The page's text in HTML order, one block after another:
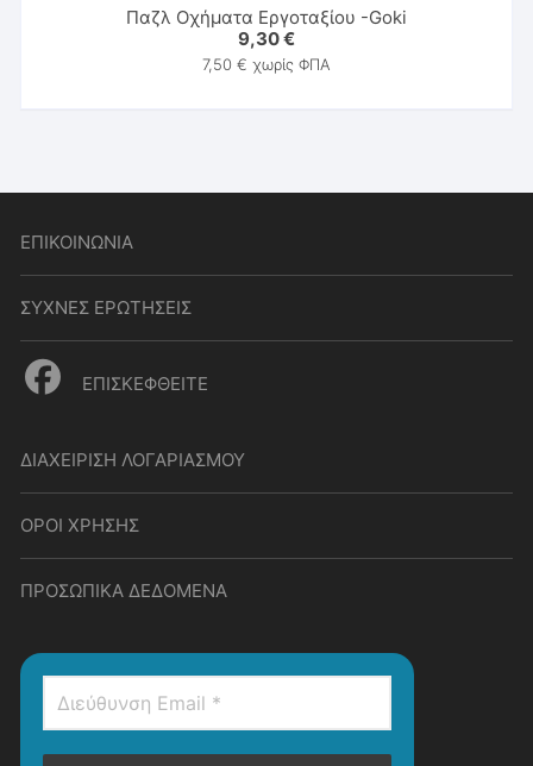
Παζλ Οχήματα Εργοταξίου -Goki
9,30€
7,50 € χωρίς ΦΠΑ
ΕΠΙΚΟΙΝΩΝΙΑ
ΣΥΧΝΕΣ ΕΡΩΤΗΣΕΙΣ
ΕΠΙΣΚΕΦΘΕΙΤΕ
ΔΙΑΧΕΙΡΙΣΗ ΛΟΓΑΡΙΑΣΜΟΥ
ΟΡΟΙ ΧΡΗΣΗΣ
ΠΡΟΣΩΠΙΚΑ ΔΕΔΟΜΕΝΑ